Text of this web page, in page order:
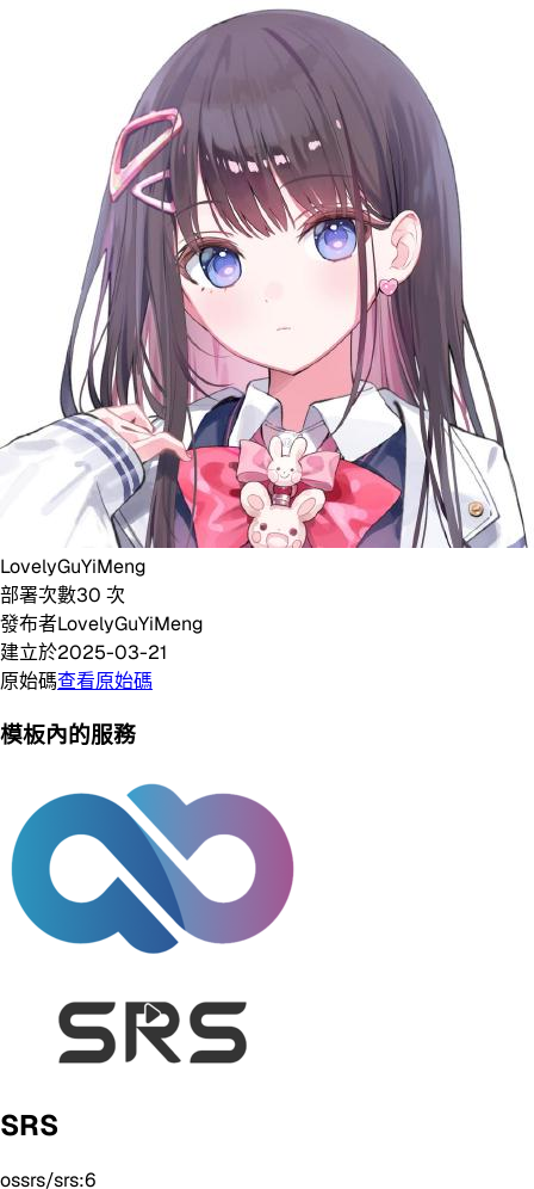
LovelyGuYiMeng
部署次數30 次
發布者LovelyGuYiMeng
建立於2025-03-21
原始碼查看原始碼
模板內的服務
SRS
ossrs/srs:6